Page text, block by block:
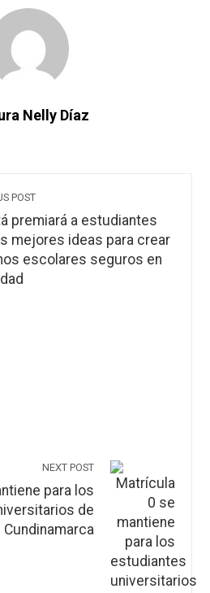
Nelly Díaz
POST
premiará a estudiantes
mejores ideas para crear
escolares seguros en
NEXT POST
para los
de
Cundinamarca